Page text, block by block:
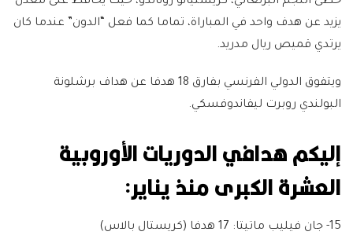
يزيد عن هدف واحد في المباراة، تماما كما فعل “الدون” عندما كان
يرتدي قميص ريال مدريد.
ويتفوق الدولي الفرنسي بفارق 18 هدفا عن هداف برشلونة
البولندي روبرت ليفاندوفسكي.
إليكم هدافي الدوريات الأوروبية
العشرة الكبرى منذ يناير:
15- جان فيليب ماتيتا: 17 هدفا (كريستال بالاس)